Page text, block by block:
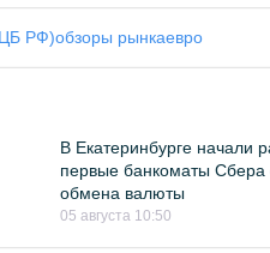
РФ)обзоры рынкаевро
В Екатеринбурге начали
первые банкоматы Сбера
обмена валюты
05 августа 10:50